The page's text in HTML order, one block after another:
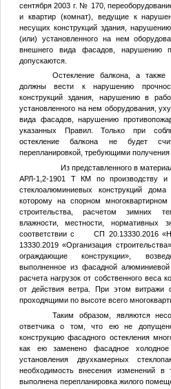
сентября 2003 г. № 170,
и квартир (комнат), ведущие к
несущих конструкций здания,
(или) установленного на нем
внешнего вида фасадов, нарушению
допускаются.
Остекление балкона, а также
должны вести к нарушению
конструкций здания, нарушению в
установленного на нем оборудования,
вида фасадов, нарушению
указанных Правил. Только при
остекление балкона не будет
перепланировкой, требующими
Из представленного в
АРЛ-1,2-1901 Т КМ по производству и
стеклоалюминиевых конструкций
которому на спорном
строительства, расчетом зимних
влажности, местности, нормативных
соответствии с СП 20.13330.2016
13330.2019 «Организация
ограждающие конструкции»,
выполненное из фасадной
расчета нагрузок от собственного веса
от действия ветра. При этом витражи
проходящими по высоте всего
Таким образом, являются
ответчика о том, что ею не
конструкцию фасадного остекления
как ею заменено фасадное
установления двухкамерных
необходимость внесения изменений в
выполнена перепланировка жилого